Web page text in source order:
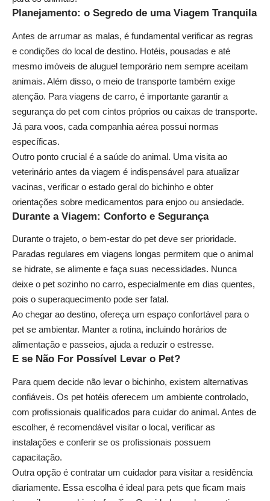
Planejamento: o Segredo de uma Viagem Tranquila
Antes de arrumar as malas, é fundamental verificar as regras
e condições do local de destino. Hotéis, pousadas e até
mesmo imóveis de aluguel temporário nem sempre aceitam
animais. Além disso, o meio de transporte também exige
atenção. Para viagens de carro, é importante garantir a
segurança do pet com cintos próprios ou caixas de transporte.
Já para voos, cada companhia aérea possui normas
específicas.
Outro ponto crucial é a saúde do animal. Uma visita ao
veterinário antes da viagem é indispensável para atualizar
vacinas, verificar o estado geral do bichinho e obter
orientações sobre medicamentos para enjoo ou ansiedade.
Durante a Viagem: Conforto e Segurança
Durante o trajeto, o bem-estar do pet deve ser prioridade.
Paradas regulares em viagens longas permitem que o animal
se hidrate, se alimente e faça suas necessidades. Nunca
deixe o pet sozinho no carro, especialmente em dias quentes,
pois o superaquecimento pode ser fatal.
Ao chegar ao destino, ofereça um espaço confortável para o
pet se ambientar. Manter a rotina, incluindo horários de
alimentação e passeios, ajuda a reduzir o estresse.
E se Não For Possível Levar o Pet?
Para quem decide não levar o bichinho, existem alternativas
confiáveis. Os pet hotéis oferecem um ambiente controlado,
com profissionais qualificados para cuidar do animal. Antes de
escolher, é recomendável visitar o local, verificar as
instalações e conferir se os profissionais possuem
capacitação.
Outra opção é contratar um cuidador para visitar a residência
diariamente. Essa escolha é ideal para pets que ficam mais